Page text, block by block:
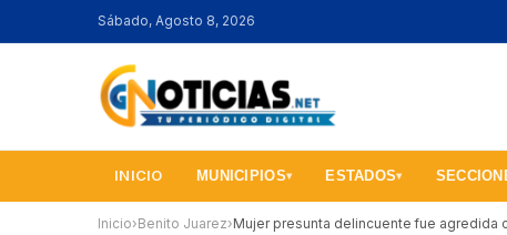
Sábado, Agosto 8, 2026
INICIO MUNICIPIOS▾ ESTADOS▾
Inicio› Benito Juarez› Mujer presunta delincuente fue agredida